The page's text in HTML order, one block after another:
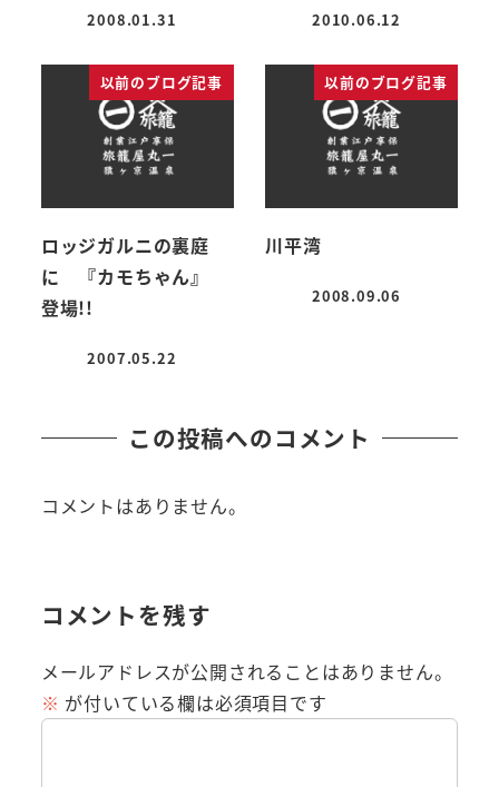
投稿日
2008.01.31
投稿日
2010.06.12
以前のブログ記事
ロッジガルニの裏庭
に 『カモちゃん』
登場!!
投稿日
2007.05.22
以前のブログ記事
川平湾
投稿日
2008.09.06
この投稿へのコメント
コメントはありません。
コメントを残す
メールアドレスが公開されることはありません。
※ が付いている欄は必須項目です